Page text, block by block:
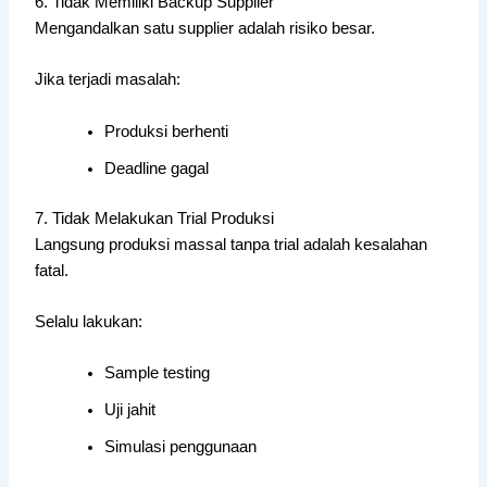
Mengandalkan satu supplier adalah risiko besar.
Jika terjadi masalah:
Produksi berhenti
Deadline gagal
7. Tidak Melakukan Trial Produksi
Langsung produksi massal tanpa trial adalah kesalahan
fatal.
Selalu lakukan:
Sample testing
Uji jahit
Simulasi penggunaan